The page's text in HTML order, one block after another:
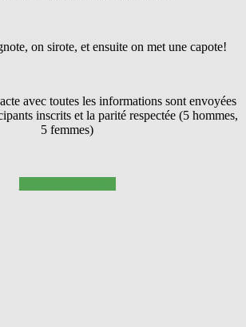
on sirote, et ensuite on met une capote!
avec toutes les informations sont envoyées
inscrits et la parité respectée (5 hommes,
5 femmes)